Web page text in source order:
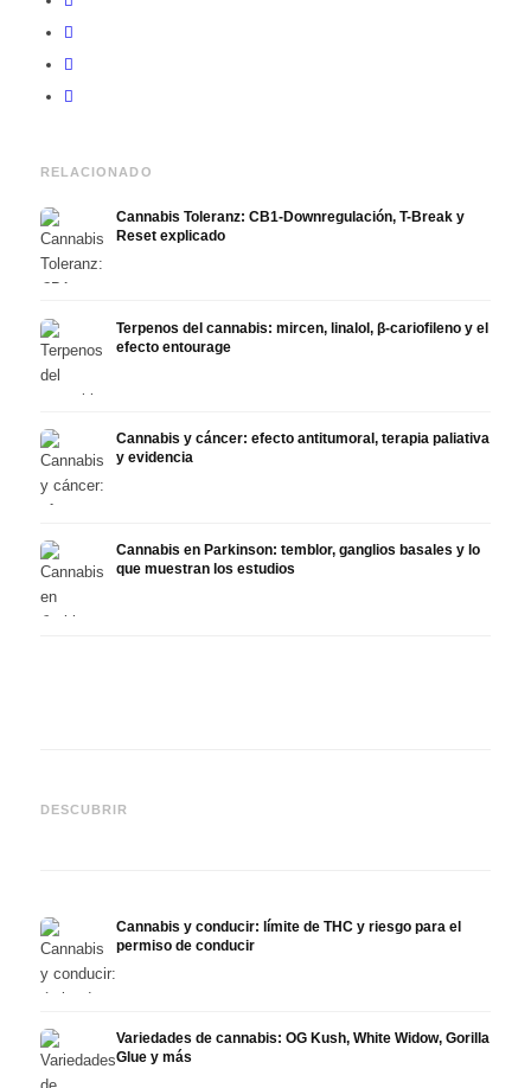
RELACIONADO
Cannabis Toleranz: CB1-Downregulación, T-Break y
Reset explicado
Terpenos del cannabis: mircen, linalol, β-cariofileno y el
efecto entourage
Cannabis y cáncer: efecto antitumoral, terapia paliativa
y evidencia
Cannabis en Parkinson: temblor, ganglios basales y lo
que muestran los estudios
DESCUBRIR
automedición y lo que
Cannabis y conducir: límite de THC y riesgo para el
permiso de conducir
Variedades de cannabis: OG Kush, White Widow, Gorilla
Glue y más